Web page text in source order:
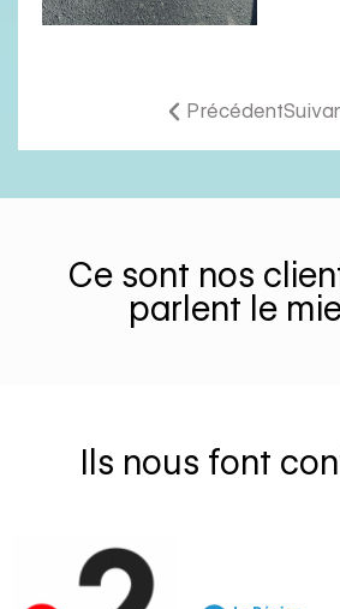
Précédent
Ce sont nos
parlent le
Ils nous font